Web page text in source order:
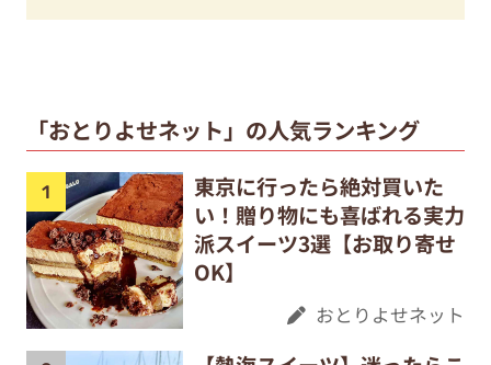
「おとりよせネット」の人気ランキング
東京に行ったら絶対買いた
い！贈り物にも喜ばれる実力
派スイーツ3選【お取り寄せ
OK】
おとりよせネット